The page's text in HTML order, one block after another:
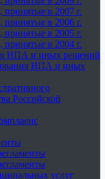
принятые в 2007 г.
принятые в 2006 г.
принятые в 2005 г.
принятые в 2004 г.
НПА и иных решений
НПА и иных
Российской
услуг